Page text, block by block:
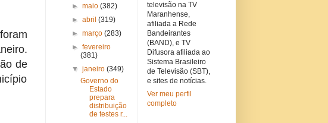
de
► maio (382)
► abril (319)
► março (283)
► fevereiro
(381)
▼ janeiro (349)
Governo do
Estado
prepara
distribuição
de testes r...
televisão na TV
Maranhense,
afiliada a Rede
Bandeirantes
(BAND), e TV
Difusora afiliada ao
Sistema Brasileiro
de Televisão (SBT),
e sites de notícias.
Ver meu perfil
completo